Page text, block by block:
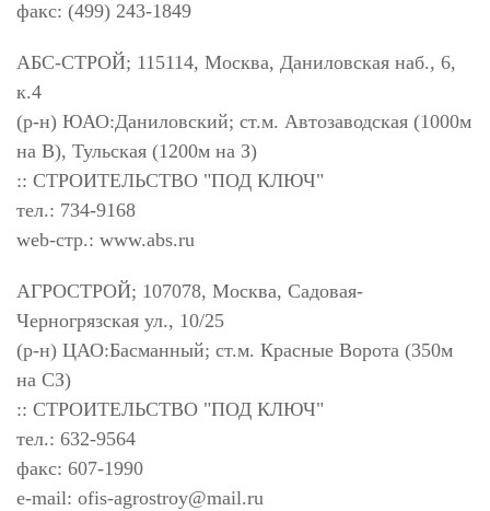
факс: (499) 243-1849
АБС-СТРОЙ; 115114, Москва, Даниловская наб., 6,
к.4
(р-н) ЮАО:Даниловский; ст.м. Автозаводская (1000м
на В), Тульская (1200м на З)
:: СТРОИТЕЛЬСТВО "ПОД КЛЮЧ"
тел.: 734-9168
web-стр.: www.abs.ru
АГРОСТРОЙ; 107078, Москва, Садовая-
Черногрязская ул., 10/25
(р-н) ЦАО:Басманный; ст.м. Красные Ворота (350м
на СЗ)
:: СТРОИТЕЛЬСТВО "ПОД КЛЮЧ"
тел.: 632-9564
факс: 607-1990
e-mail: ofis-agrostroy@mail.ru